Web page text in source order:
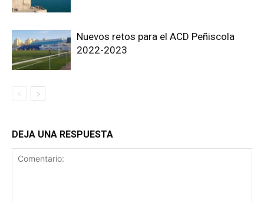
Nuevos retos para el ACD Peñiscola
2022-2023
DEJA UNA RESPUESTA